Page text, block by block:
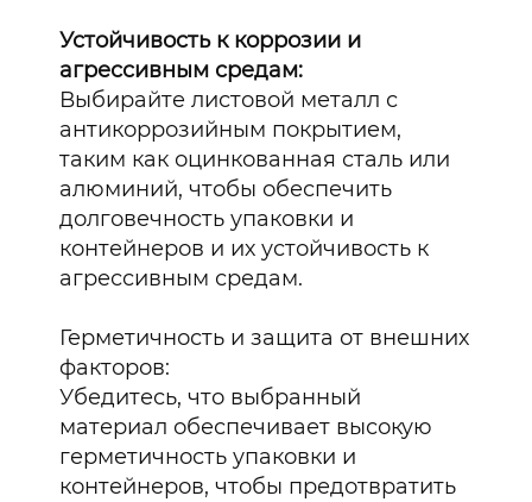
Устойчивость к коррозии и
агрессивным средам:
Выбирайте листовой металл с
антикоррозийным покрытием,
таким как оцинкованная сталь или
алюминий, чтобы обеспечить
долговечность упаковки и
контейнеров и их устойчивость к
агрессивным средам.
Герметичность и защита от внешних
факторов:
Убедитесь, что выбранный
материал обеспечивает высокую
герметичность упаковки и
контейнеров, чтобы предотвратить